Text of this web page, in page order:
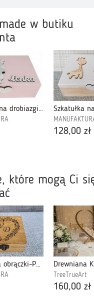
w butiku
Szkatułka na drobiazgi dla dziewczynki- RBP50
128,00 zł
które mogą Ci
Pudełko na obrączki-POS06M
TreeTrueArt
160,00 zł